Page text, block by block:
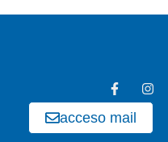
acceso mail